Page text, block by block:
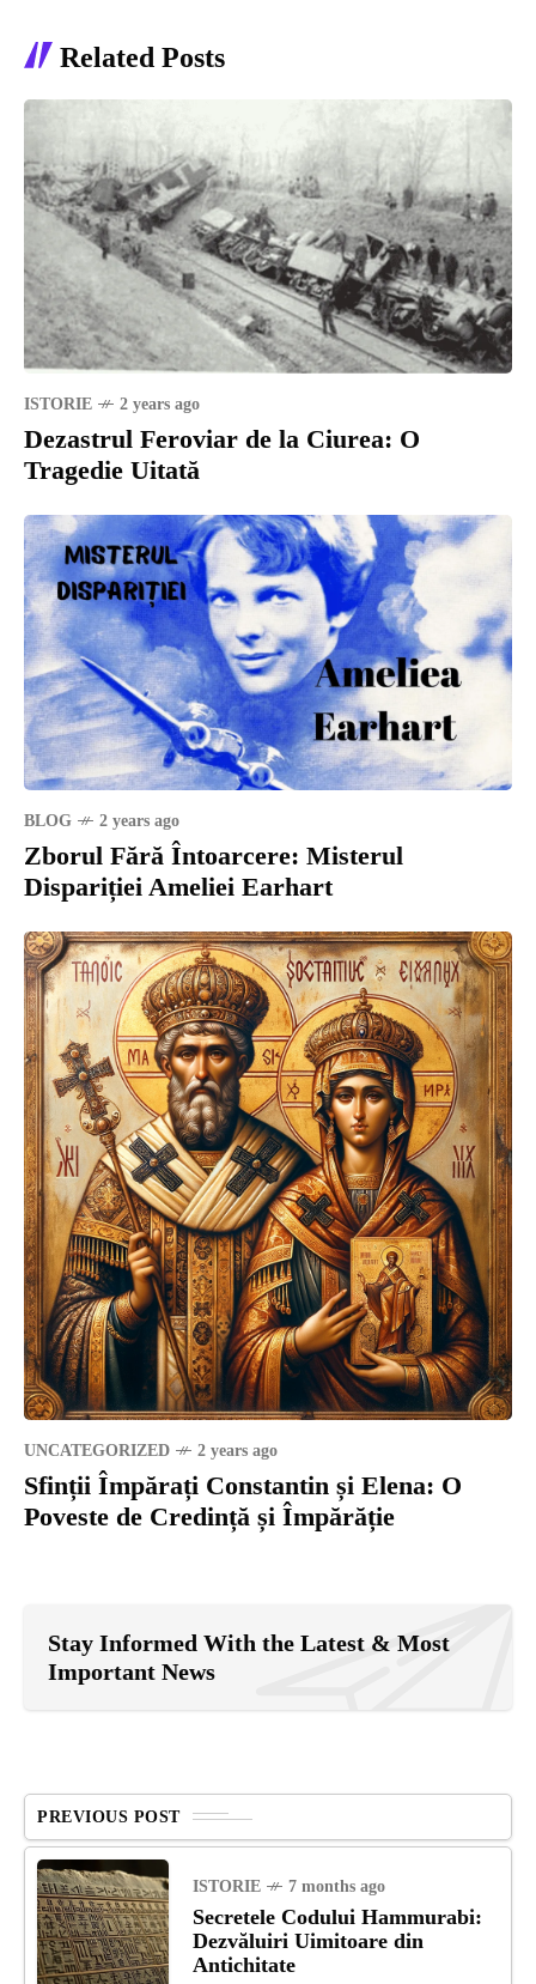
Related Posts
ISTORIE 2 years ago
Dezastrul Feroviar de la Ciurea: O
Tragedie Uitată
BLOG 2 years ago
Zborul Fără Întoarcere: Misterul
Dispariției Ameliei Earhart
UNCATEGORIZED 2 years ago
Sfinții Împărați Constantin și Elena: O
Poveste de Credință și Împărăție
Stay Informed With the Latest & Most
Important News
PREVIOUS POST
ISTORIE 7 months ago
Secretele Codului Hammurabi:
Dezvăluiri Uimitoare din
Antichitate